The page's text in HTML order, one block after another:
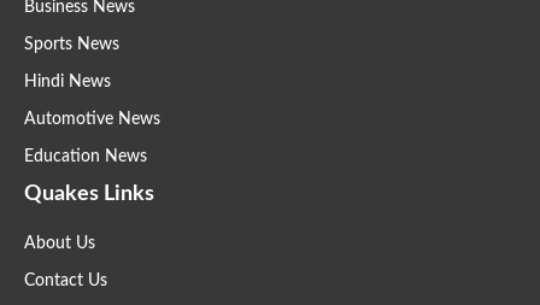
Business News
Sports News
Hindi News
Automotive News
Education News
Quakes Links
About Us
Contact Us